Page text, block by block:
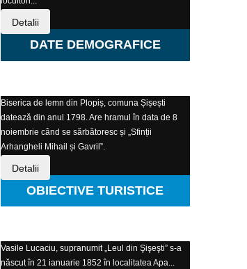
Detalii
DATE DEMOGRAFICE
Biserica de lemn din Plopiș, comuna Șișești
datează din anul 1798. Are hramul în data de 8
noiembrie când se sărbătoresc și „Sfinții
Arhangheli Mihail și Gavril”.
Detalii
OBIECTIVE TURISTICE
Vasile Lucaciu, supranumit „Leul din Şişeşti” s-a
născut în 21 ianuarie 1852 în localitatea Apa...